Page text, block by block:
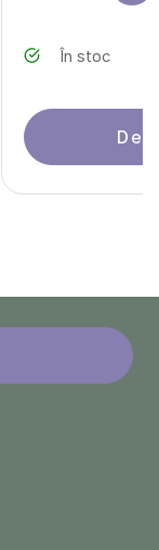
În stoc